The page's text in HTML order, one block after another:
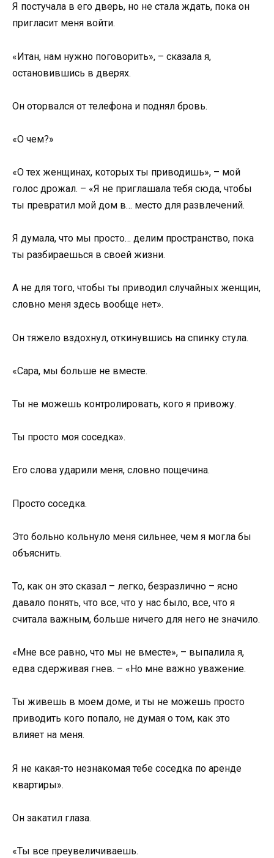
Я постучала в его дверь, но не стала ждать, пока он
пригласит меня войти.
«Итан, нам нужно поговорить», – сказала я,
остановившись в дверях.
Он оторвался от телефона и поднял бровь.
«О чем?»
«О тех женщинах, которых ты приводишь», – мой
голос дрожал. – «Я не приглашала тебя сюда, чтобы
ты превратил мой дом в… место для развлечений.
Я думала, что мы просто… делим пространство, пока
ты разбираешься в своей жизни.
А не для того, чтобы ты приводил случайных женщин,
словно меня здесь вообще нет».
Он тяжело вздохнул, откинувшись на спинку стула.
«Сара, мы больше не вместе.
Ты не можешь контролировать, кого я привожу.
Ты просто моя соседка».
Его слова ударили меня, словно пощечина.
Просто соседка.
Это больно кольнуло меня сильнее, чем я могла бы
объяснить.
То, как он это сказал – легко, безразлично – ясно
давало понять, что все, что у нас было, все, что я
считала важным, больше ничего для него не значило.
«Мне все равно, что мы не вместе», – выпалила я,
едва сдерживая гнев. – «Но мне важно уважение.
Ты живешь в моем доме, и ты не можешь просто
приводить кого попало, не думая о том, как это
влияет на меня.
Я не какая-то незнакомая тебе соседка по аренде
квартиры».
Он закатил глаза.
«Ты все преувеличиваешь.